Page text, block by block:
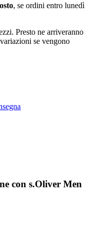
, se ordini entro lunedì
Presto ne arriveranno
se vengono
con s.Oliver Men